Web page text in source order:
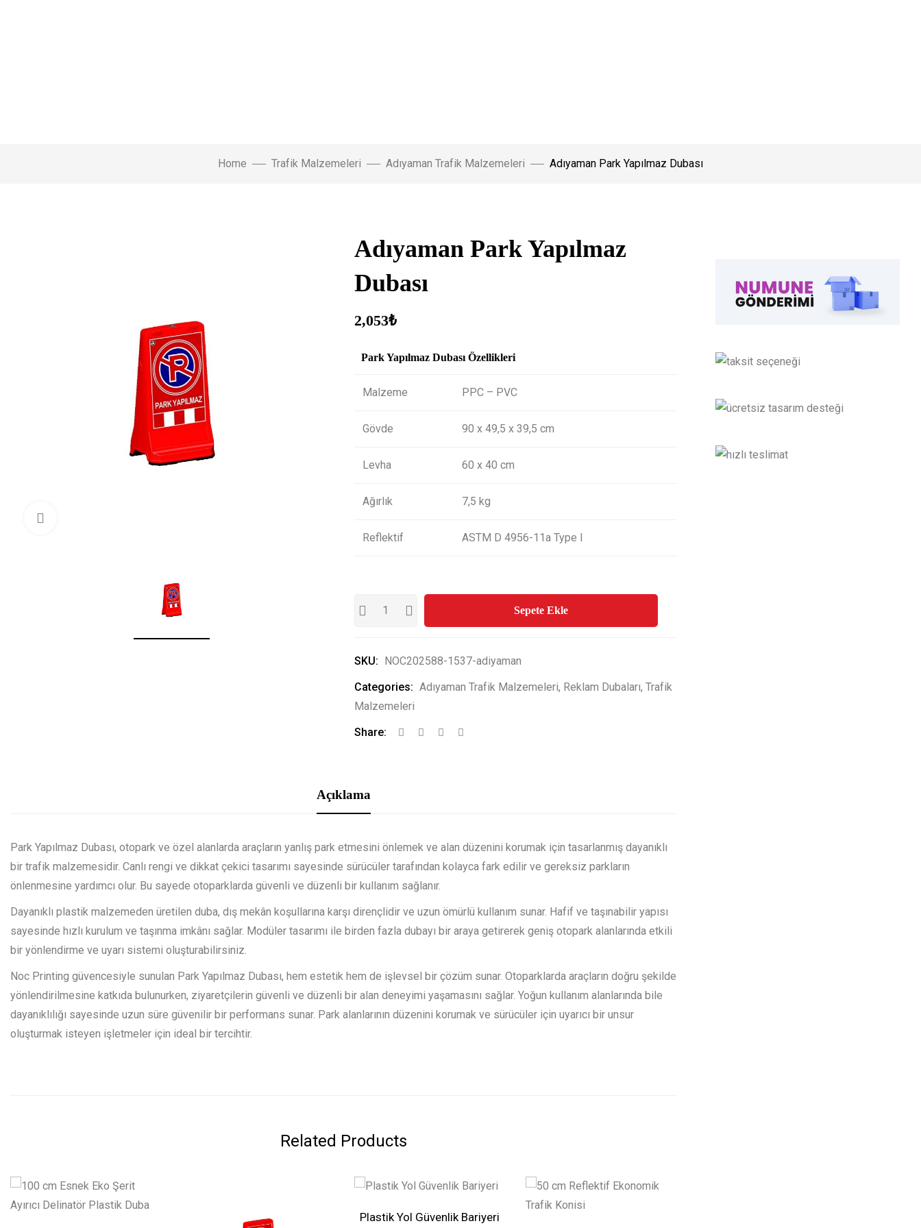
Home Trafik Malzemeleri Adıyaman Trafik Malzemeleri Adıyaman Park Yapılmaz Dubası
Adıyaman Park Yapılmaz
Dubası
2,053₺
Park Yapılmaz Dubası Özellikleri
Malzeme PPC – PVC
Gövde 90 x 49,5 x 39,5 cm
Levha 60 x 40 cm
Ağırlık 7,5 kg
Reflektif ASTM D 4956-11a Type I
Sepete Ekle
SKU: NOC202588-1537-adiyaman
Categories: Adıyaman Trafik Malzemeleri, Reklam Dubaları, Trafik
Malzemeleri
Share:
Açıklama
Park Yapılmaz Dubası, otopark ve özel alanlarda araçların yanlış park etmesini önlemek ve alan düzenini korumak için tasarlanmış dayanıklı
bir trafik malzemesidir. Canlı rengi ve dikkat çekici tasarımı sayesinde sürücüler tarafından kolayca fark edilir ve gereksiz parkların
önlenmesine yardımcı olur. Bu sayede otoparklarda güvenli ve düzenli bir kullanım sağlanır.
Dayanıklı plastik malzemeden üretilen duba, dış mekân koşullarına karşı dirençlidir ve uzun ömürlü kullanım sunar. Hafif ve taşınabilir yapısı
sayesinde hızlı kurulum ve taşınma imkânı sağlar. Modüler tasarımı ile birden fazla dubayı bir araya getirerek geniş otopark alanlarında etkili
bir yönlendirme ve uyarı sistemi oluşturabilirsiniz.
Noc Printing güvencesiyle sunulan Park Yapılmaz Dubası, hem estetik hem de işlevsel bir çözüm sunar. Otoparklarda araçların doğru şekilde
yönlendirilmesine katkıda bulunurken, ziyaretçilerin güvenli ve düzenli bir alan deneyimi yaşamasını sağlar. Yoğun kullanım alanlarında bile
dayanıklılığı sayesinde uzun süre güvenilir bir performans sunar. Park alanlarının düzenini korumak ve sürücüler için uyarıcı bir unsur
oluşturmak isteyen işletmeler için ideal bir tercihtir.
Related Products
Plastik Yol Güvenlik Bariyeri